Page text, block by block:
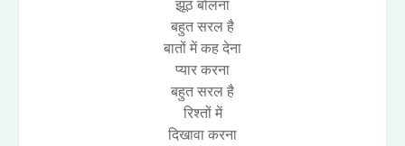
झूठ बोलना
बहुत सरल है
बातों में कह देना
प्यार करना
बहुत सरल है
रिश्तों में
दिखावा करना